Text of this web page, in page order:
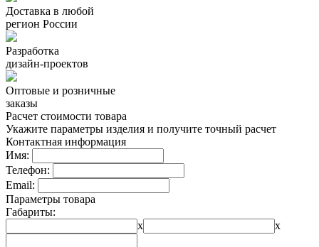
Доставка в любой
регион России
Разработка
дизайн-проектов
Оптовые и розничные
заказы
Расчет стоимости товара
Укажите параметры изделия и получите точный расчет
Контактная информация
Имя:
Телефон:
Email:
Параметры товара
Габариты:
x
x